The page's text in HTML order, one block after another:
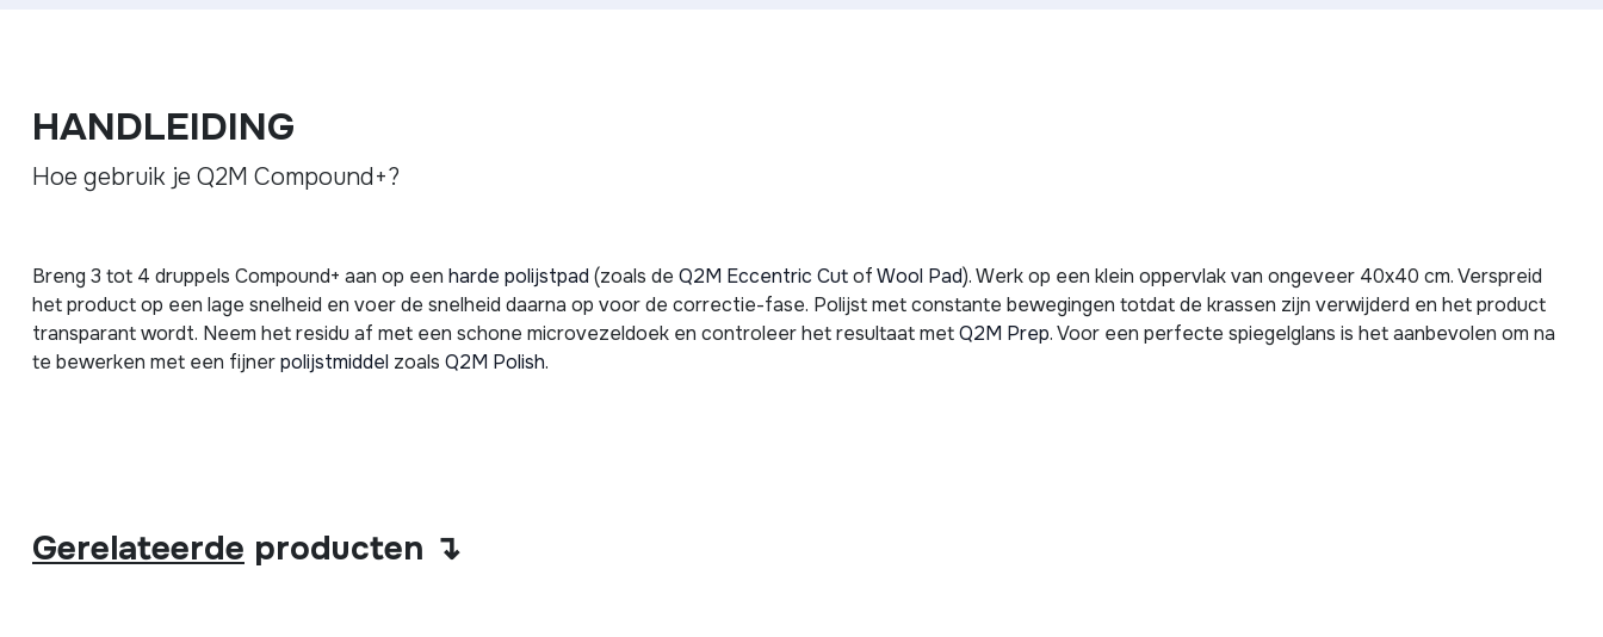
HANDLEIDING
Hoe gebruik je Q2M Compound+?
Breng 3 tot 4 druppels Compound+ aan op een harde polijstpad (zoals de Q2M Eccentric CutofWool Pad). Werk op een klein oppervlak van ongeveer 40x40 cm. Verspreid
het product op een lage snelheid en voer de snelheid daarna op voor de correctie-fase. Polijst met constante bewegingen totdat de krassen zijn verwijderd en het product
transparant wordt. Neem het residu af met een schone microvezeldoek en controleer het resultaat metQ2M Prep. Voor een perfecte spiegelglans is het aanbevolen om na
te bewerken met een fijnerpolijstmiddel zoals Q2M Polish.
Gerelateerde producten ↴